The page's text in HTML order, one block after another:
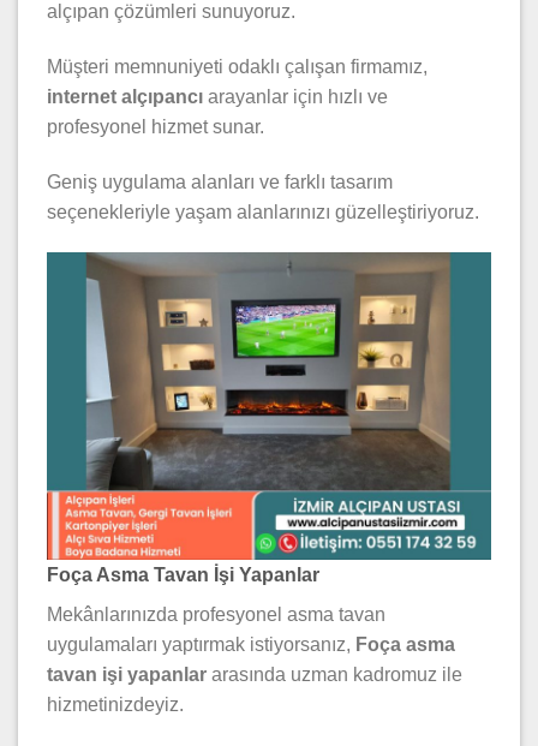
alçıpan çözümleri sunuyoruz.
Müşteri memnuniyeti odaklı çalışan firmamız,
internet alçıpancı arayanlar için hızlı ve
profesyonel hizmet sunar.
Geniş uygulama alanları ve farklı tasarım
seçenekleriyle yaşam alanlarınızı güzelleştiriyoruz.
Foça Asma Tavan İşi Yapanlar
Mekânlarınızda profesyonel asma tavan
uygulamaları yaptırmak istiyorsanız, Foça asma
tavan işi yapanlar arasında uzman kadromuz ile
hizmetinizdeyiz.